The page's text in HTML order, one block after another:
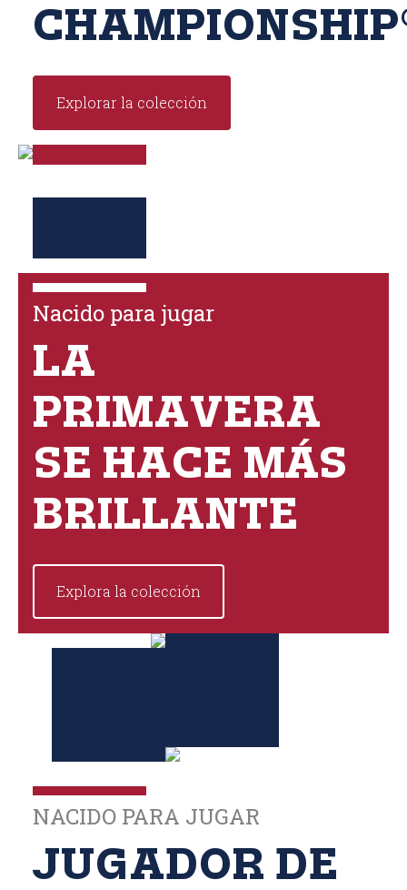
Explorar la colección
Nacido para jugar
LA
PRIMAVERA
SE HACE MÁS
BRILLANTE
Explora la colección
NACIDO PARA JUGAR
JUGADOR DE